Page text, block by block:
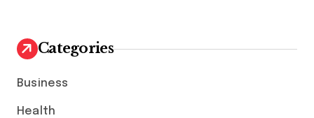
Categories
Business
Health